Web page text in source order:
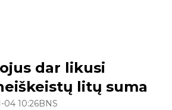
dar likusi
litų suma
04 10:26BNS